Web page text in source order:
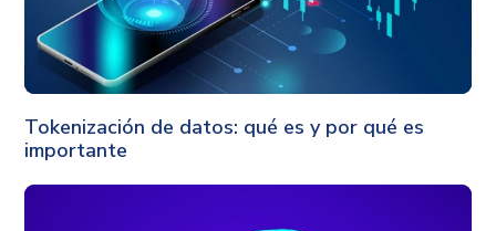
Seguridad
Tokenización de datos: qué es y por qué es
importante